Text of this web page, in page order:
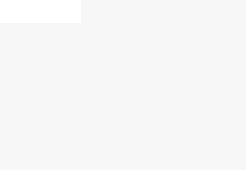
ービスを含
HRzine」